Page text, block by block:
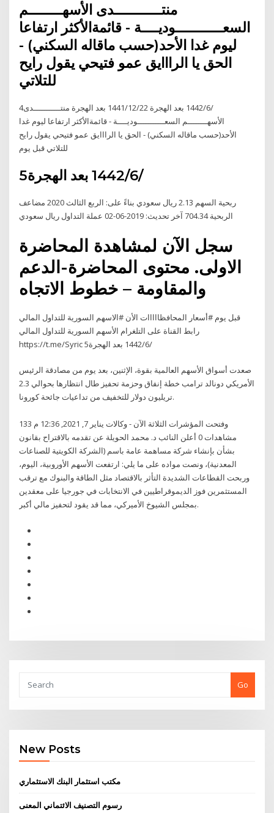
منتـــــــــــدى الأسهــــــــم
السعـــــــــــوديــــة - قائمةالأكثر ارتفاعا
ليوم غدا الأحد(حسب ماقاله السكني) -
الحق يا الرااايق عمو فتيحي يقول رايح
للتلاتي
4‏‏/6‏‏/1442 بعد الهجرة 22‏‏/12‏‏/1441 بعد الهجرة منتـــــــــــدى
الأسهــــــــم السعـــــــــــوديــــة - قائمةالأكثر ارتفاعا ليوم غدا
الأحد(حسب ماقاله السكني) - الحق يا الرااايق عمو فتيحي يقول رايح
للتلاتي قبل يوم
5‏‏/6‏‏/1442 بعد الهجرة
ربحية السهم 2.13 ريال سعودي بناءً على: الربع الثالث 2020 مضاعف
الربحية 704.34 آخر تحديث: 2019-06-02 عملة التداول ريال سعودي
سجل الآن لمشاهدة المحاضرة
الاولى. محتوى المحاضرة-الدعم
والمقاومة – خطوط الاتجاه
قبل يوم #أسعار المحافظااااات الأن #الاسهم السورية للتداول المالي
رابط القناة على التلغرام الأسهم السورية للتداول المالي
https://t.me/Syric 5‏‏/6‏‏/1442 بعد الهجرة
صعدت أسواق الأسهم العالمية بقوة، الإثنين، بعد يوم من مصادقة الرئيس
الأمريكي دونالد ترامب خطة إنفاق وحزمة تحفيز طال انتظارها بحوالي 2.3
تريليون دولار للتخفيف من تداعيات جائحة كورونا.
وفتحت المؤشرات الثلاثة الآن - وكالات يناير 7, 2021, 12:36 م 133
مشاهدات 0 أعلن النائب د. محمد الحويلة عن تقدمه بالاقتراح بقانون
بشأن بإنشاء شركة مساهمة عامة باسم (الشركة الكويتية للصناعات
المعدنية)، ونصت مواده على ما يلي: ارتفعت الأسهم الأوروبية، اليوم،
وربحت القطاعات الشديدة التأثر بالاقتصاد مثل الطاقة والبنوك مع ترقب
المستثمرين فوز الديموقراطيين في الانتخابات في جورجيا على معقدين
بمجلس الشيوخ الأميركي، مما قد يقود لتحفيز مالي أكبر.
Go
New Posts
مكتب استثمار البنك الاستثماري
رسوم التصنيف الائتماني المعنى